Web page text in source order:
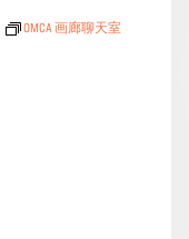
OMCA 画廊聊天室